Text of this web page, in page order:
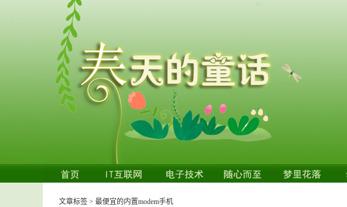
文章标签 > 最便宜的内置modem手机